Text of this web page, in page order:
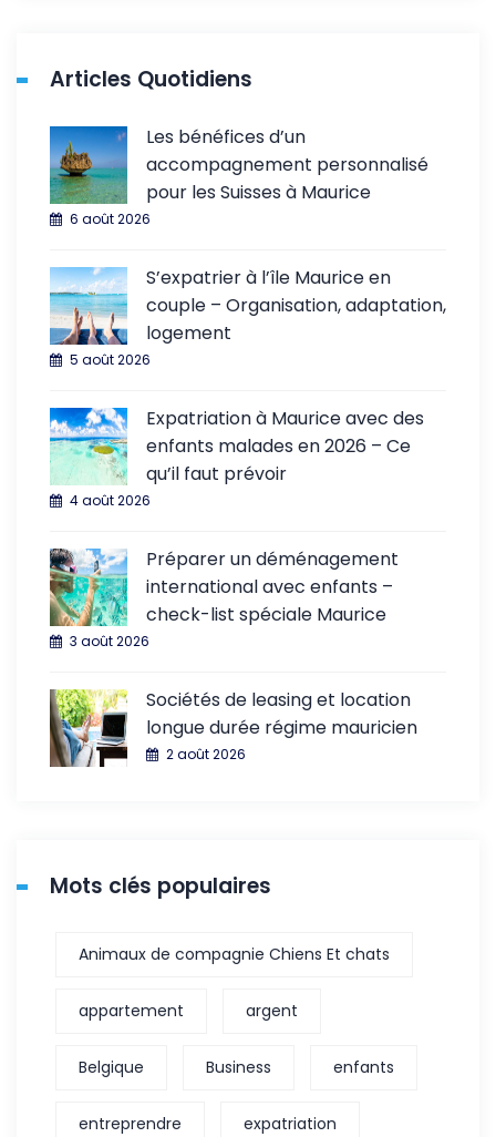
Articles Quotidiens
Les bénéfices d’un
accompagnement personnalisé
pour les Suisses à Maurice
6 août 2026
S’expatrier à l’île Maurice en
couple – Organisation, adaptation,
logement
5 août 2026
Expatriation à Maurice avec des
enfants malades en 2026 – Ce
qu’il faut prévoir
4 août 2026
Préparer un déménagement
international avec enfants –
check-list spéciale Maurice
3 août 2026
Sociétés de leasing et location
longue durée régime mauricien
2 août 2026
Mots clés populaires
Animaux de compagnie Chiens Et chats
appartement argent
Belgique Business enfants
entreprendre expatriation